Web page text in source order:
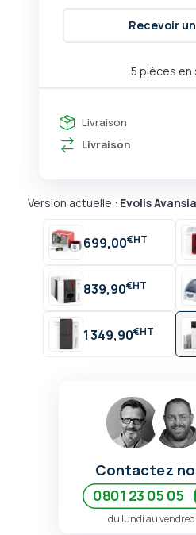
5 pièces en
Livraison
Livraison
Recevoir
Version actuelle : Evolis
699,00€
839,90€
1 349,90€
Contactez
0801 23 05 05
du lundi au